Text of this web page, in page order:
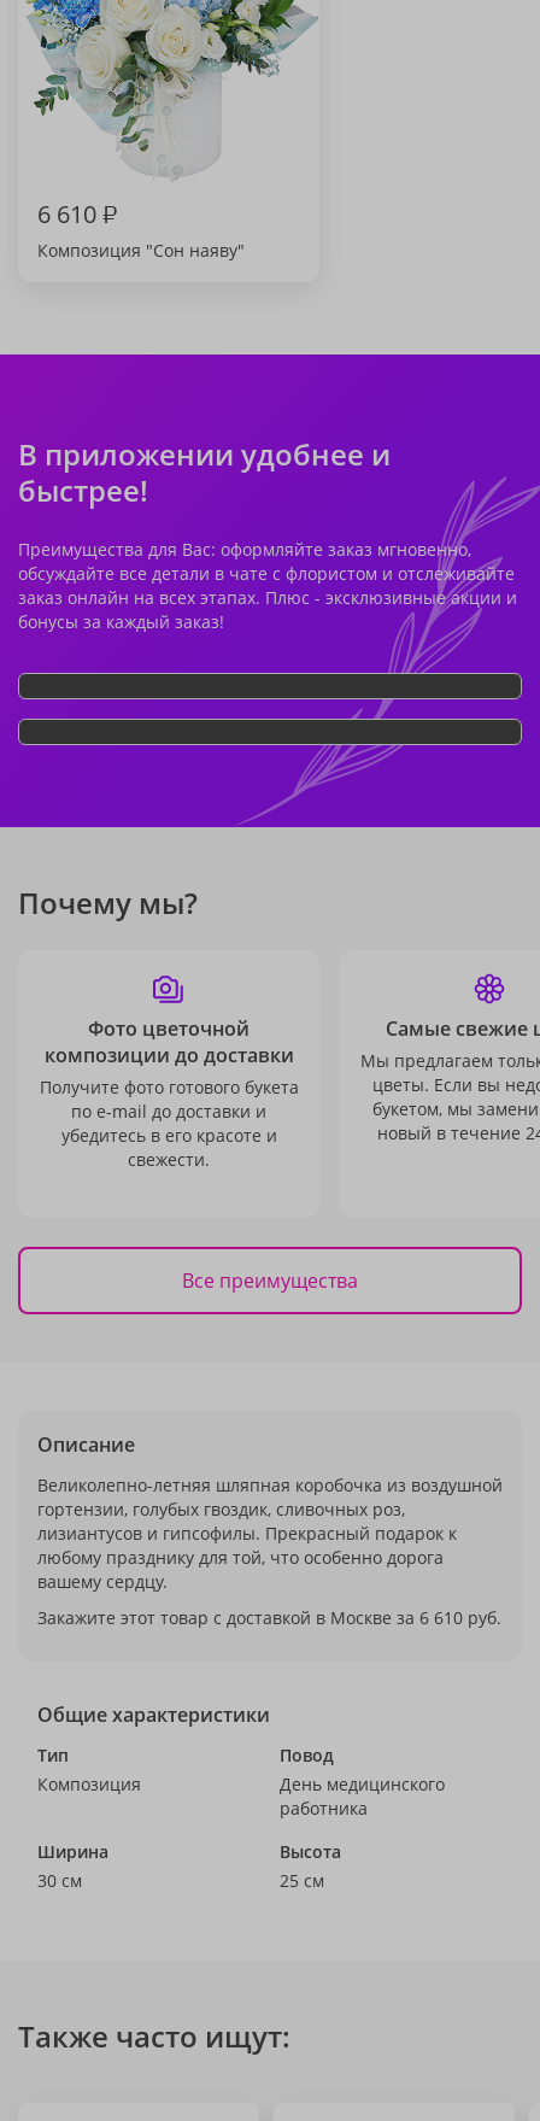
6 610₽
Композиция "Сон наяву"
В приложении удобнее и
быстрее!
Преимущества для Вас: оформляйте заказ мгновенно,
обсуждайте все детали в чате с флористом и отслеживайте
заказ онлайн на всех этапах. Плюс - эксклюзивные акции и
бонусы за каждый заказ!
Почему мы?
Фото цветочной
композиции до доставки
Получите фото готового букета
по e-mail до доставки и
убедитесь в его красоте и
свежести.
Самые свежие
Мы предлагаем
цветы. Если вы
букетом, мы
новый в течение
Все преимущества
Описание
Великолепно-летняя шляпная коробочка из воздушной
гортензии, голубых гвоздик, сливочных роз,
лизиантусов и гипсофилы. Прекрасный подарок к
любому празднику для той, что особенно дорога
вашему сердцу.
Закажите этот товар с доставкой в Москве за 6 610 руб.
Общие характеристики
Тип
Композиция
Повод
День медицинского
работника
Ширина
30 см
Высота
25 см
Также часто ищут: